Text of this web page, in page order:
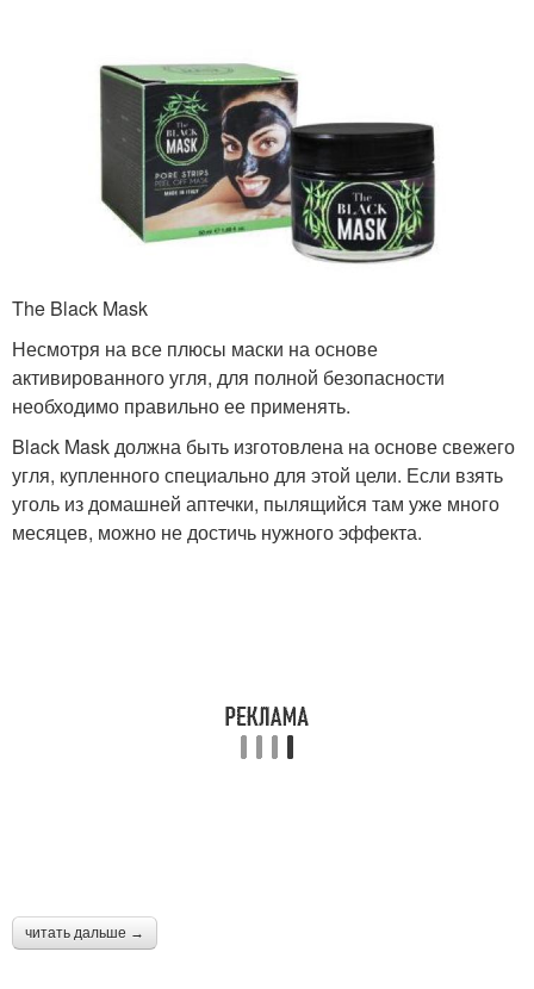
Уголь для лица
защитные маски Маски для лица
Маски для очищения Маски от прыщей
The Black Mask
Несмотря на все плюсы маски на основе
активированного угля, для полной безопасности
необходимо правильно ее применять.
Black Mask должна быть изготовлена на основе свежего
угля, купленного специально для этой цели. Если взять
уголь из домашней аптечки, пылящийся там уже много
месяцев, можно не достичь нужного эффекта.
читать дальше →